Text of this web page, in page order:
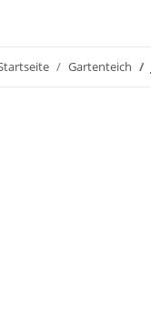
Gartenteich